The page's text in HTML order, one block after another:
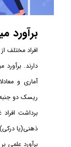
برآورد
افراد
دارند.
آماری و
ریسک دو جنبه
برداشت
ذهنی(یا
برآورد علمی